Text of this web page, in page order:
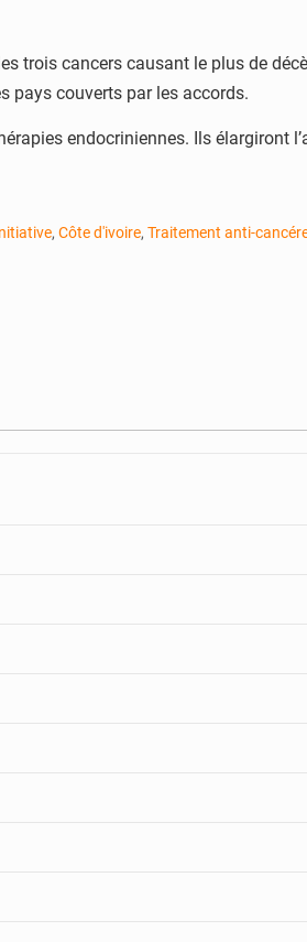
trois cancers causant le plus de
pays couverts par les accords.
endocriniennes. Ils élargiront
, Côte d'ivoire, Traitement anti-